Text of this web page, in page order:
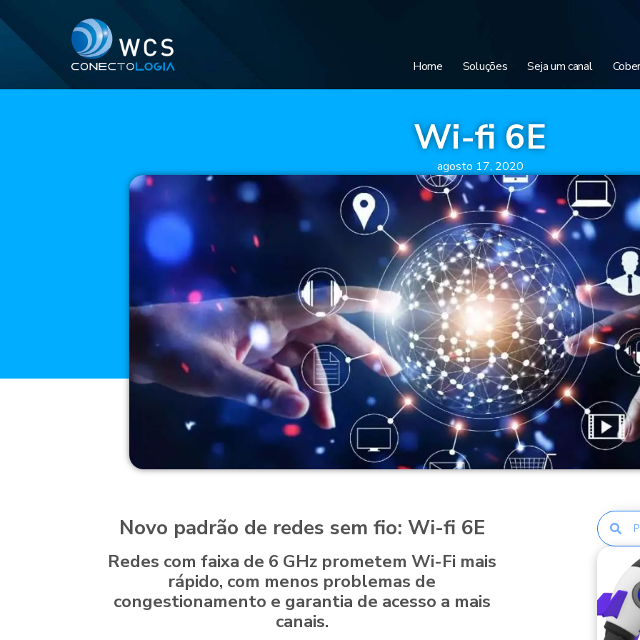
Home Soluções Seja um canal
Wi-fi 6E
agosto 17, 2020
Novo padrão de redes sem fio: Wi-fi 6E
Redes com faixa de 6 GHz prometem Wi-Fi mais
rápido, com menos problemas de
congestionamento e garantia de acesso a mais
canais.